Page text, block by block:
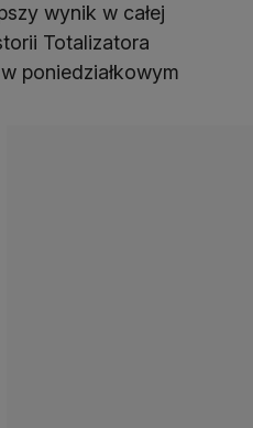
wynik w całej
Totalizatora
poniedziałkowym